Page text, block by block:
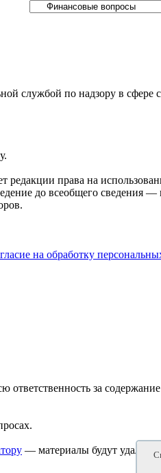
службой по надзору в сфере
редакции права на
до всеобщего
на обработку
ответственность за
— материалы будут удалены.